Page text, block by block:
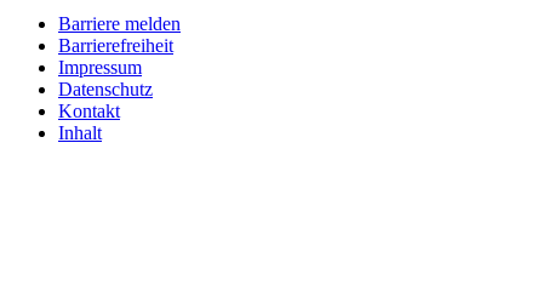
Barriere melden
Barrierefreiheit
Impressum
Datenschutz
Kontakt
Inhalt